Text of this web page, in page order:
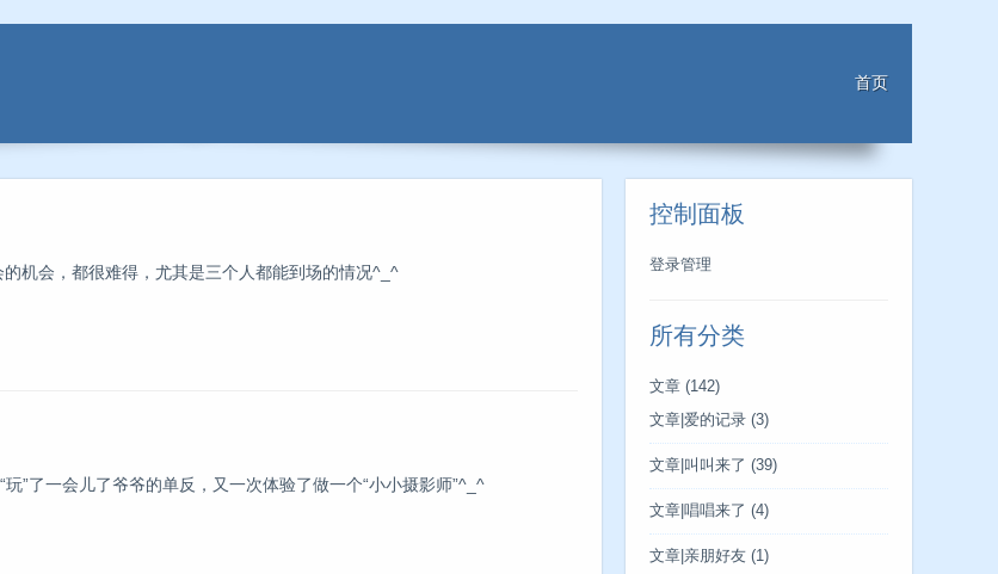
首页
机会，都很难得，尤其是三个人都能到场的情况^_^
玩”了一会儿了爷爷的单反，又一次体验了做一个“小小摄影师”^_^
控制面板
登录管理
所有分类
文章 (142)
文章|爱的记录 (3)
文章|叫叫来了 (39)
文章|唱唱来了 (4)
文章|亲朋好友 (1)